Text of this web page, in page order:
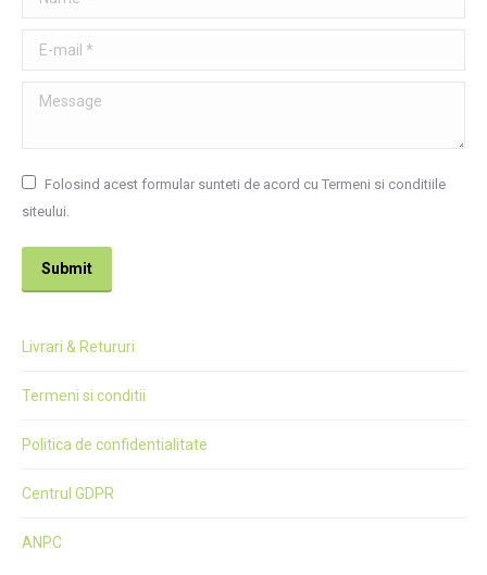
E-mail *
Message
Folosind acest formular sunteti de acord cu Termeni si conditiile
siteului.
Submit
Livrari & Retururi
Termeni si conditii
Politica de confidentialitate
Centrul GDPR
ANPC